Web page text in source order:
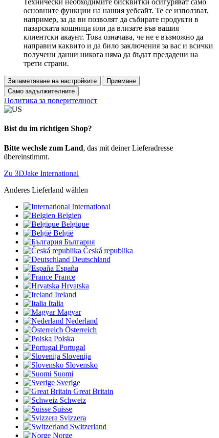
Технически необходимите бисквитки осигуряват само
основните функции на нашия уебсайт. Те се използват,
например, за да ви позволят да събирате продукти в
пазарската кошница или да влизате във вашия
клиентски акаунт. Това означава, че не е възможно да
направим каквито и да било заключения за вас и всички
получени данни никога няма да бъдат предадени на
трети страни.
Запаметяване на настройките
Приемане
Само задължителните
Политика за поверителност
Bist du im richtigen Shop?
Bitte wechsle zum Land, das mit deiner Lieferadresse
übereinstimmt.
Zu 3DJake International
Anderes Lieferland wählen
International
Belgien
Belgique
België
България
Česká republika
Deutschland
España
France
Hrvatska
Ireland
Italia
Magyar
Nederland
Österreich
Polska
Portugal
Slovenija
Slovensko
Suomi
Sverige
Great Britain
Schweiz
Suisse
Svizzera
Switzerland
Norge